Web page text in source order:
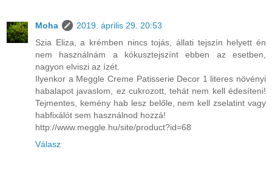
Moha
2019. április 29. 20:53
Szia Eliza, a krémben nincs tojás, állati tejszín helyett én
nem használnám a kókusztejszínt ebben az esetben,
nagyon elviszi az ízét.
Ilyenkor a Meggle Creme Patisserie Decor 1 literes növényi
habalapot javaslom, ez cukrozott, tehát nem kell édesíteni!
Tejmentes, kemény hab lesz belőle, nem kell zselatint vagy
habfixálót sem használnod hozzá!
http://www.meggle.hu/site/product?id=68
Válasz